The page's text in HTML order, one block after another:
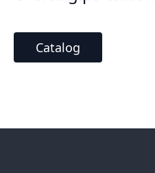
Catalog